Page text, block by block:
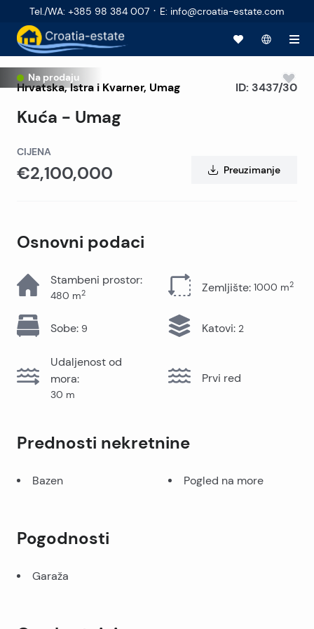
Tel./WA: +385 98 384 007 · E: info@croatia-estate.com
Na prodaju
Hrvatska,Istra i Kvarner, Umag
Kuća - Umag
ID: 3437/30
CIJENA
€2,100,000 Preuzimanje
Osnovni podaci
Stambeni prostor:
480 m2 Zemljište: 1000 m2
Sobe: 9 Katovi: 2
Udaljenost od
mora:
30 m
Prvi red
Prednosti nekretnine
Bazen Pogled na more
Pogodnosti
Garaža